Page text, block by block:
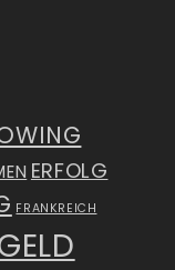
ERFOLG
FRANKREICH